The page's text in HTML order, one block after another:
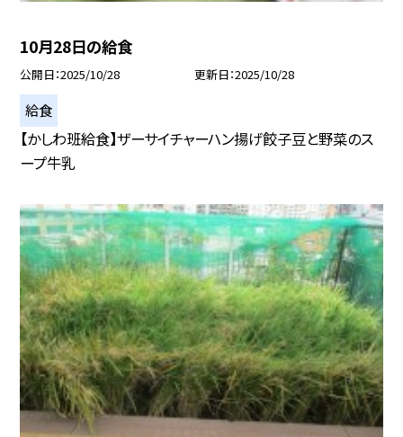
10月28日の給食
公開日 2025/10/28 更新日 2025/10/28
給食
【かしわ班給食】ザーサイチャーハン揚げ餃子豆と野菜のス
ープ牛乳